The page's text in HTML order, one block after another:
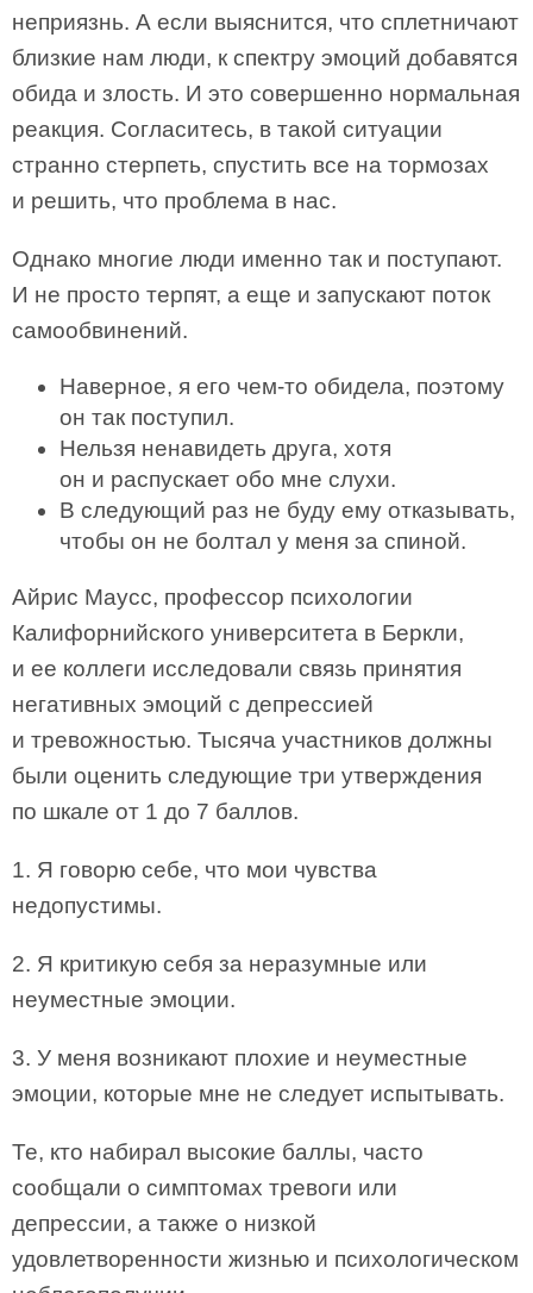
неприязнь. А если выяснится, что сплетничают
близкие нам люди, к спектру эмоций добавятся
обида и злость. И это совершенно нормальная
реакция. Согласитесь, в такой ситуации
странно стерпеть, спустить все на тормозах
и решить, что проблема в нас.
Однако многие люди именно так и поступают.
И не просто терпят, а еще и запускают поток
самообвинений.
Наверное, я его чем-то обидела, поэтому
он так поступил.
Нельзя ненавидеть друга, хотя
он и распускает обо мне слухи.
В следующий раз не буду ему отказывать,
чтобы он не болтал у меня за спиной.
Айрис Маусс, профессор психологии
Калифорнийского университета в Беркли,
и ее коллеги исследовали связь принятия
негативных эмоций с депрессией
и тревожностью. Тысяча участников должны
были оценить следующие три утверждения
по шкале от 1 до 7 баллов.
1. Я говорю себе, что мои чувства
недопустимы.
2. Я критикую себя за неразумные или
неуместные эмоции.
3. У меня возникают плохие и неуместные
эмоции, которые мне не следует испытывать.
Те, кто набирал высокие баллы, часто
сообщали о симптомах тревоги или
депрессии, а также о низкой
удовлетворенности жизнью и психологическом